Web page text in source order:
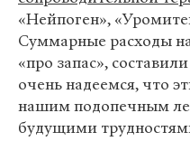
«Нейпоген»,
Суммарные расходы
«про запас»,
очень надеемся, что
нашим подопечным
будущими